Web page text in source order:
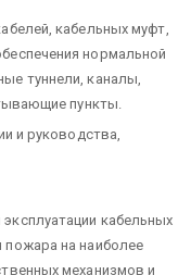
кабельных муфт,
нормальной
туннели, каналы,
пункты.
и руководства,
кабельных
пожара на наиболее
механизмов и